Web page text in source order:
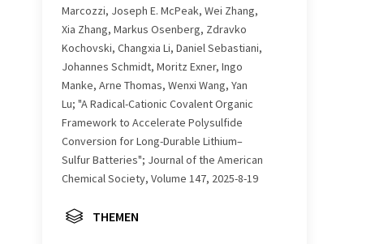
Marcozzi, Joseph E. McPeak, Wei Zhang,
Xia Zhang, Markus Osenberg, Zdravko
Kochovski, Changxia Li, Daniel Sebastiani,
Johannes Schmidt, Moritz Exner, Ingo
Manke, Arne Thomas, Wenxi Wang, Yan
Lu; "A Radical-Cationic Covalent Organic
Framework to Accelerate Polysulfide
Conversion for Long-Durable Lithium–
Sulfur Batteries"; Journal of the American
Chemical Society, Volume 147, 2025-8-19
THEMEN